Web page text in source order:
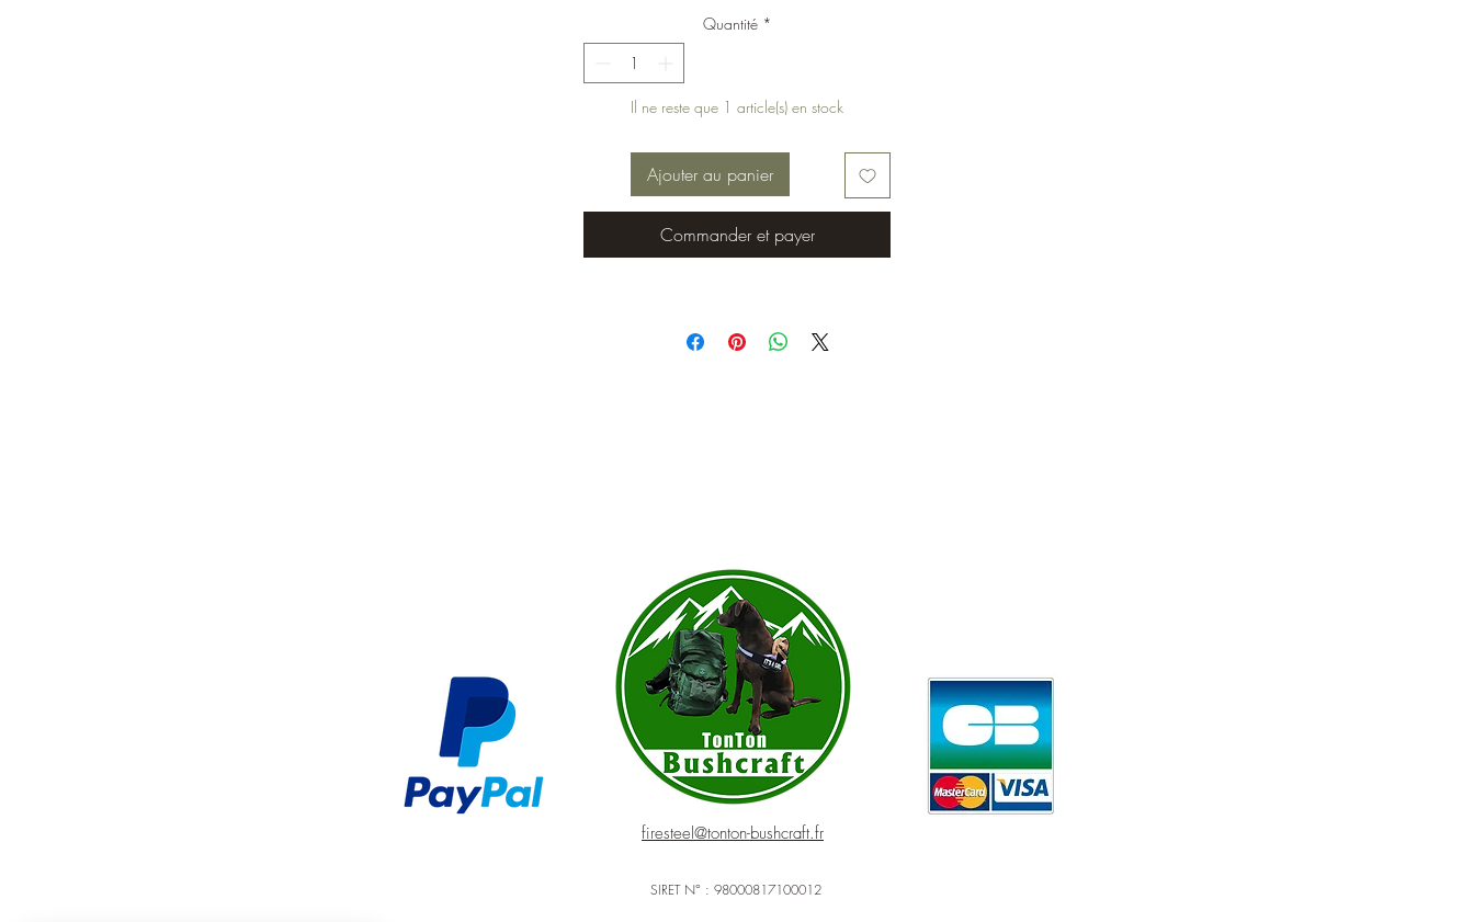
Quantité *
Il ne reste que 1 article(s) en stock
Ajouter au panier
Commander et payer
firesteel@tonton-bushcraft.fr
SIRET N° : 98000817100012